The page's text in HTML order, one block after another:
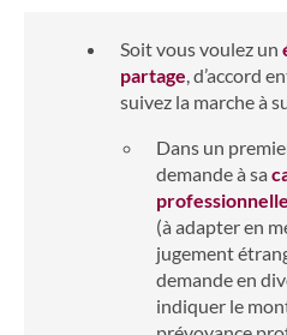
Soit vous voulez un
partage, d’accord
suivez la marche à
Dans un
demande à sa
(à adapter en
jugement
demande en
indiquer le